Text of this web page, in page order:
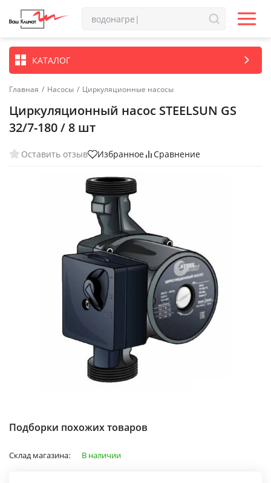
КАТАЛОГ
Главная / Насосы / Циркуляционные насосы
Циркуляционный насос STEELSUN GS
32/7-180 / 8 шт
Оставить отзыв Избранное Сравнение
Подборки похожих товаров
Склад магазина: В наличии